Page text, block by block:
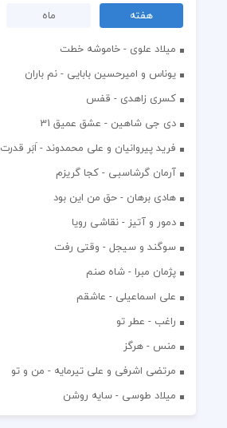
هفته ماه
میلاد علوی - خاموشه خطت
یوناس و امیرحسین بابایی - نم باران
کسری زاهدی - قفس
دی جی شاهین - عشق عمیق 31
فرید پیروانیان و علی محمدوند - اَبَر قدرت
آرمان گرشاسبی - کجا گریزم
هادی برهان - حق من این بود
دمور و آتیز - نقاشی رویا
سوگند و سیجل - وقتی رفت
پژمان مبرا - شاه صنم
علی اسماعیلی - عاشقم
راغب - عطر تو
منس - هرگز
مرتضی اشرفی و علی تیرمایه - من و تو
میلاد طوسی - سایه روشن